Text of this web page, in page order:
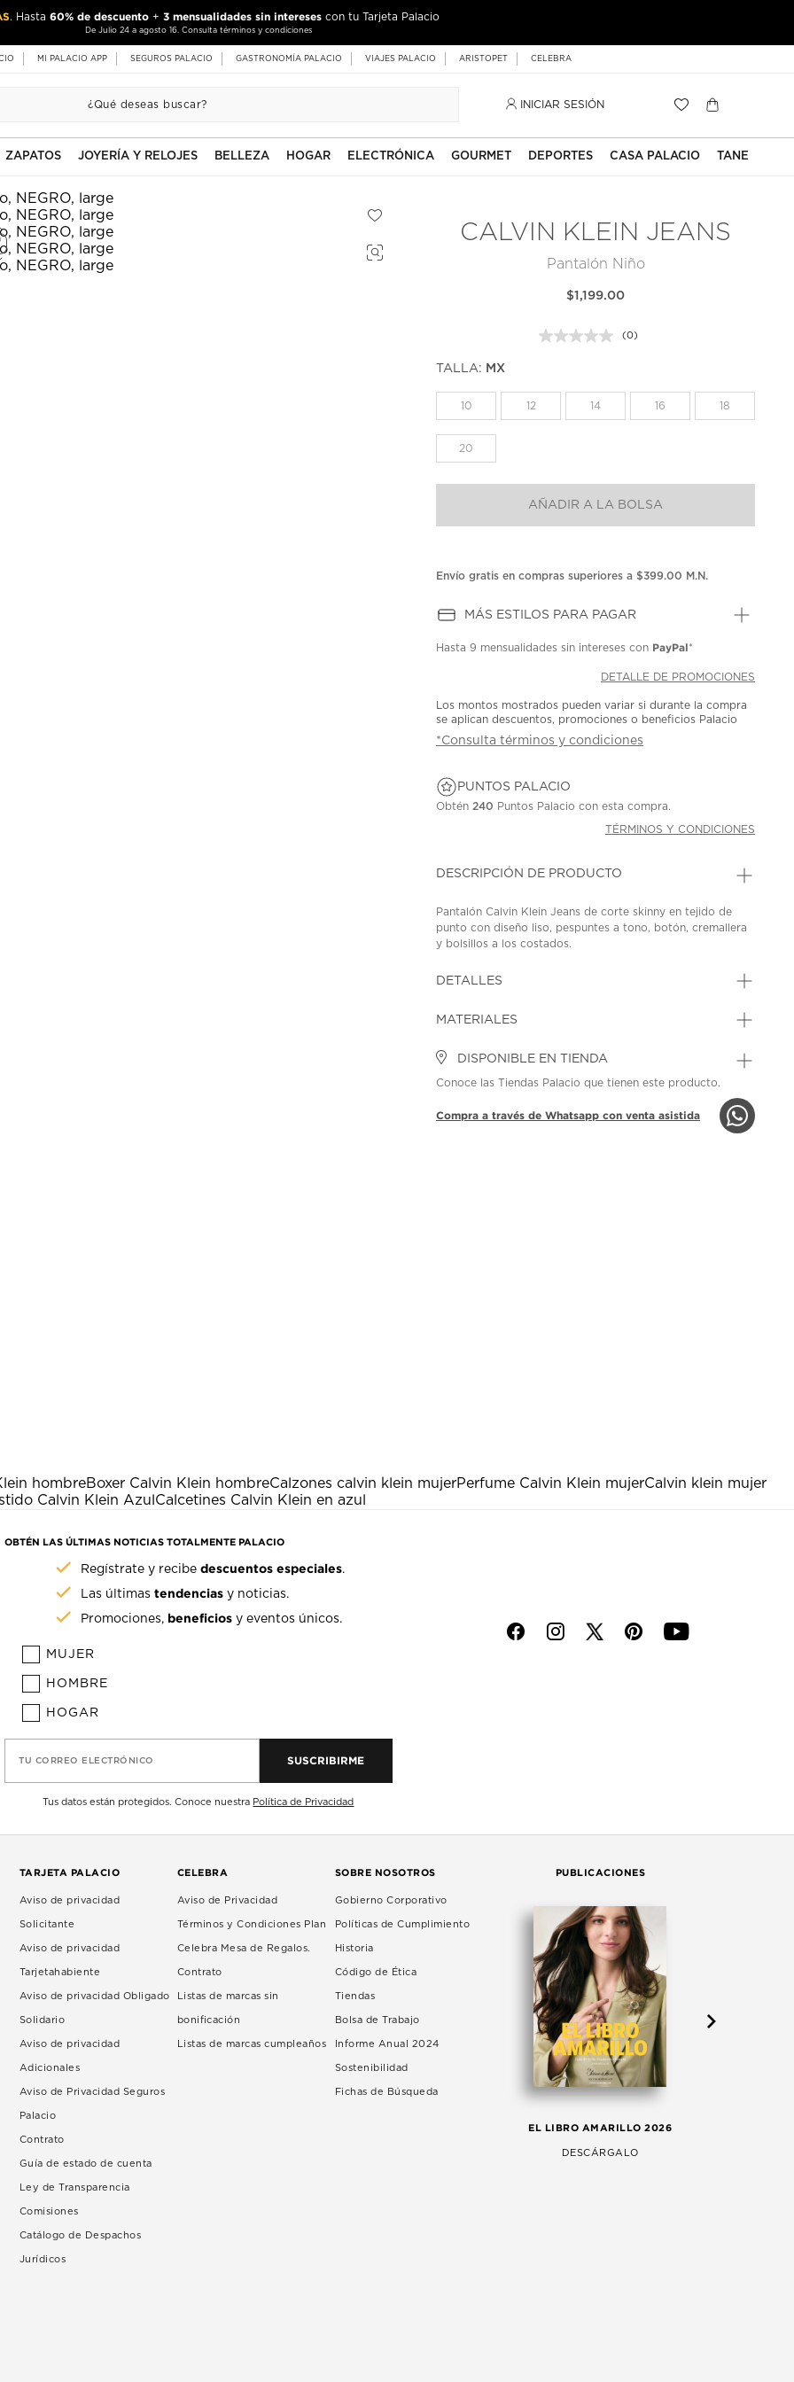
. Hasta 60% de descuento + 3 mensualidades sin intereses con tu Tarjeta Palacio
De Julio 24 a agosto 16. Consulta términos y condiciones
MI PALACIO APP SEGUROS PALACIO GASTRONOMÍA PALACIO VIAJES PALACIO ARISTOPET CELEBRA
INICIAR SESIÓN
ZAPATOS JOYERÍA Y RELOJES BELLEZA HOGAR ELECTRÓNICA GOURMET DEPORTES CASA PALACIO TANE
CALVIN KLEIN JEANS
Pantalón Niño
$1,199.00
Sin
misma
(0)
TALLA: MX
10 12 14 16 18
20
AÑADIR A LA BOLSA
Envío gratis en compras superiores a $399.00 M.N.
MÁS ESTILOS PARA PAGAR
Hasta9 mensualidades sin intereses con PayPal*
DETALLE DE PROMOCIONES
Los montos mostrados pueden variar si durante la compra
se aplican descuentos, promociones o beneficios Palacio
*Consulta términos y condiciones
PUNTOS PALACIO
Obtén 240 Puntos Palacio con esta compra.
TÉRMINOS Y CONDICIONES
DESCRIPCIÓN DE PRODUCTO
Pantalón Calvin Klein Jeans de corte skinny en tejido de
punto con diseño liso, pespuntes a tono, botón, cremallera
y bolsillos a los costados.
DETALLES
MATERIALES
DISPONIBLE EN TIENDA
Conoce las Tiendas Palacio que tienen este producto.
Compra a través de Whatsapp con venta asistida
hombreBoxer Calvin Klein hombreCalzones calvin klein mujerPerfume Calvin Klein mujerCalvin klein mujer
Calvin Klein Azul Calcetines Calvin Klein en azul
OBTÉN LAS ÚLTIMAS NOTICIAS TOTALMENTE PALACIO
Regístrate y recibedescuentos especiales.
Las últimastendencias y noticias.
Promociones, beneficios y eventos únicos.
MUJER
HOMBRE
HOGAR
TU CORREO ELECTRÓNICO SUSCRIBIRME
Tus datos están protegidos. Conoce nuestra Política de Privacidad
f i p y
TARJETA PALACIO
Aviso de privacidad
Solicitante
Aviso de privacidad
Tarjetahabiente
Aviso de privacidad Obligado
Solidario
Aviso de privacidad
Adicionales
Aviso de Privacidad Seguros
Palacio
Contrato
Guía de estado de cuenta
Ley de Transparencia
Comisiones
Catálogo de Despachos
Jurídicos
CELEBRA
Aviso de Privacidad
Términos y Condiciones Plan
Celebra Mesa de Regalos.
Contrato
Listas de marcas sin
bonificación
Listas de marcas cumpleaños
SOBRE NOSOTROS
Gobierno Corporativo
Políticas de Cumplimiento
Historia
Código de Ética
Tiendas
Bolsa de Trabajo
Informe Anual 2024
Sostenibilidad
Fichas de Búsqueda
PUBLICACIONES
EL LIBRO AMARILLO 2026
DESCÁRGALO